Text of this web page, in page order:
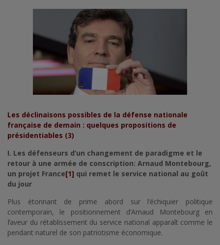
Les déclinaisons possibles de la défense nationale
française de demain : quelques propositions de
présidentiables (3)
I. Les défenseurs d’un changement de paradigme et le
retour à une armée de conscription: Arnaud Montebourg,
un projet France[1] qui remet le service national au goût
du jour
Plus étonnant de prime abord sur l’échiquier politique
contemporain, le positionnement d’Arnaud Montebourg en
faveur du rétablissement du service national apparaît comme le
pendant naturel de son patriotisme économique.